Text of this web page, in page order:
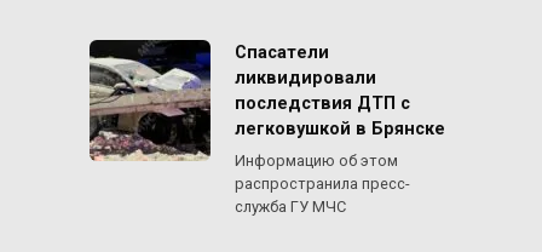
Спасатели
ликвидировали
последствия ДТП с
легковушкой в Брянске
Информацию об этом
распространила пресс-
служба ГУ МЧС